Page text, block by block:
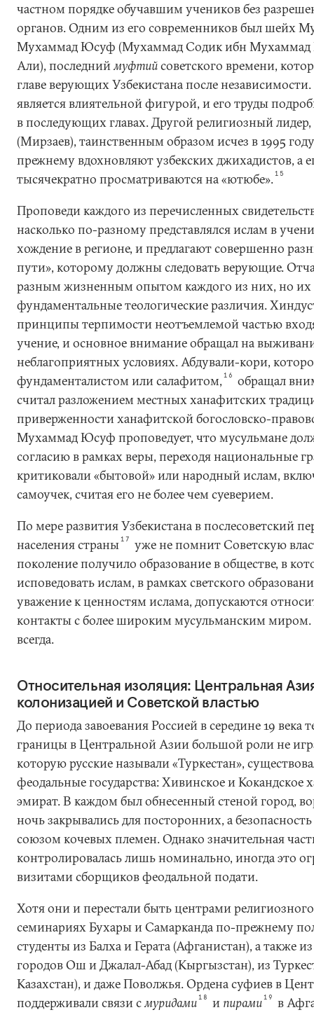
частном порядке обучавшим учеников без
органов. Одним из его современников был шейх
Мухаммад Юсуф (Мухаммад Содик ибн
Али), последниймуфтийсоветского времени,
главе верующих Узбекистана после
является влиятельной фигурой, и его труды
в последующих главах. Другой религиозный
(Мирзаев), таинственным образом исчез в 1995
прежнему вдохновляют узбекских джихадистов, а
тысячекратно просматриваются на «ютюбе».15
Проповеди каждого из перечисленных
насколько по-разному представлялся ислам в
хождение в регионе, и предлагают совершенно
пути», которому должны следовать верующие.
разным жизненным опытом каждого из них, но их
фундаментальные теологические различия.
принципы терпимости неотъемлемой частью
учение, и основное внимание обращал на
неблагоприятных условиях. Абдували-кори,
фундаменталистом или салафитом, 16
обращал
считал разложением местных ханафитских
приверженности ханафитской богословско-
Мухаммад Юсуф проповедует, что мусульмане
согласию в рамках веры, переходя национальные
критиковали «бытовой» или народный ислам,
самоучек, считая его не более чем суеверием.
По мере развития Узбекистана в послесоветский
населения страны17
уже не помнит Советскую
поколение получило образование в обществе, в
исповедовать ислам, в рамках светского
уважение к ценностям ислама, допускаются
контакты с более широким мусульманским миром.
всегда.
Относительная изоляция: Центральная
колонизацией и Советской властью
До периода завоевания Россией в середине 19 века
границы в Центральной Азии большой роли не
которую русские называли «Туркестан»,
феодальные государства: Хивинское и Кокандское
эмират. В каждом был обнесенный стеной город,
ночь закрывались для посторонних, а безопасность
союзом кочевых племен. Однако значительная
контролировалась лишь номинально, иногда это
визитами сборщиков феодальной подати.
Хотя они и перестали быть центрами
семинариях Бухары и Самарканда по-прежнему
студенты из Балха и Герата (Афганистан), а также
городов Ош и Джалал-Абад (Кыргызстан), из
Казахстан), и даже Поволжья. Ордена суфиев в
поддерживали связи смуридами18 ипирами19
в